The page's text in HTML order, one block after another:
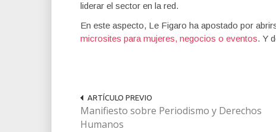
liderar el sector en la red.
En este aspecto, Le Figaro ha apostado por
microsites para mujeres, negocios o eventos. Y
ARTÍCULO PREVIO
Manifiesto sobre Periodismo y Derechos
Humanos